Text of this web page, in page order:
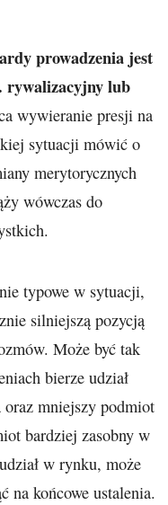
prowadzenia jest
rywalizacyjny lub
wywieranie presji na
sytuacji mówić o
merytorycznych
wówczas do
typowe w sytuacji,
silniejszą pozycją
Może być tak
bierze udział
mniejszy podmiot
bardziej zasobny w
w rynku, może
na końcowe ustalenia.